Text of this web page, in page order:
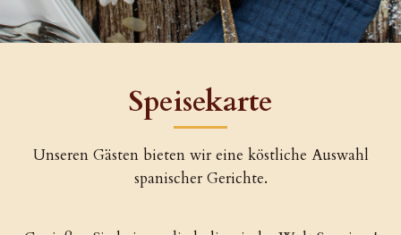
Speisekarte
Unseren Gästen bieten wir eine köstliche Auswahl
spanischer Gerichte.